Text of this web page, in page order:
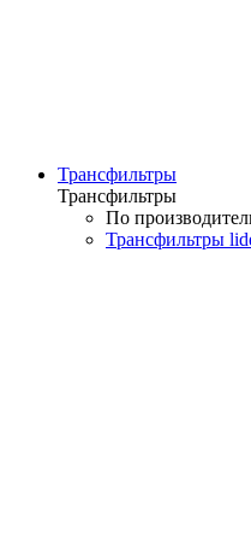
Трансфильтры
Трансфильтры
По
Трансфильтры